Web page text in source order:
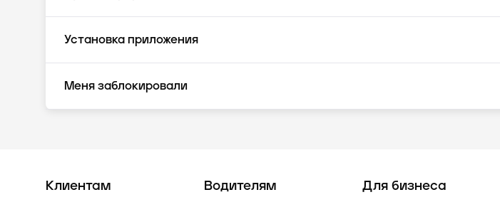
Установка приложения
Меня заблокировали
Клиентам Водителям Для бизнеса